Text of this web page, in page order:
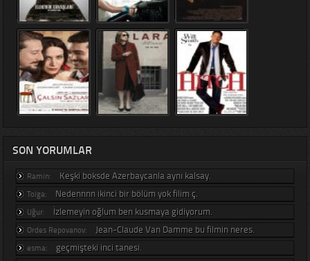
SON YORUMLAR
Ramin: Keşki boksde Azerbaycanla aynı kalsay.
Tolga: Nedennnn ikinci bir bölüm yok filim ç.
Uğur: İzlemeyin oğlum ben kusmaya gidiyorum.
Ordes Repovanov: Jean-Claude Van Damme bu filmin neres.
esma: geçmişteki inci tanesi.